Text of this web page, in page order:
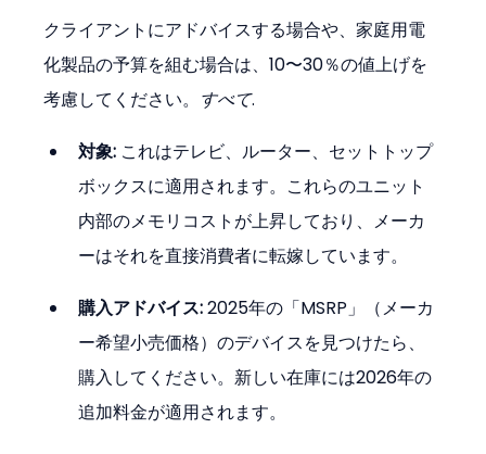
クライアントにアドバイスする場合や、家庭用電
化製品の予算を組む場合は、10〜30％の値上げを
考慮してください。 すべて.
対象: これはテレビ、ルーター、セットトップ
ボックスに適用されます。これらのユニット
内部のメモリコストが上昇しており、メーカ
ーはそれを直接消費者に転嫁しています。
購入アドバイス: 2025年の「MSRP」（メーカ
ー希望小売価格）のデバイスを見つけたら、
購入してください。新しい在庫には2026年の
追加料金が適用されます。